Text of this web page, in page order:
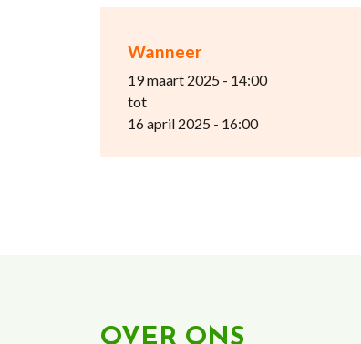
Wanneer
19 maart 2025 - 14:00
tot
16 april 2025 - 16:00
OVER ONS